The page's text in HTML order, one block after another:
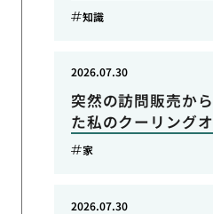
知識
突然の訪問販売か
た私のクーリング
2026.07.30
家
2026.07.30